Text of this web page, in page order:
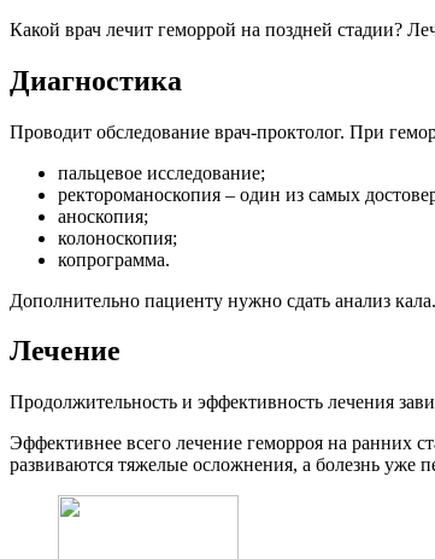
Какой врач лечит геморрой на поздней стадии?
Диагностика
Проводит обследование врач-проктолог. При
пальцевое исследование;
ректороманоскопия – один из самых
аноскопия;
колоноскопия;
копрограмма.
Дополнительно пациенту нужно сдать анализ
Лечение
Продолжительность и эффективность лечения
Эффективнее всего лечение геморроя на ранних
развиваются тяжелые осложнения, а болезнь уже